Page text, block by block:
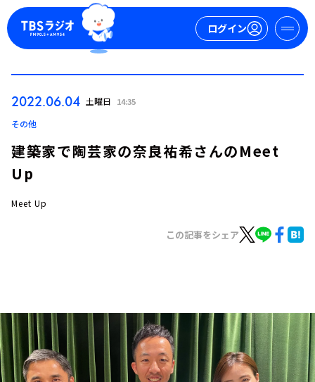
ログイン
お知らせ
イベント・グッズ
YouTube
会社情報
2022.06.04 土曜日 14:35
その他
建築家で陶芸家の奈良祐希さんのMeet
Up
Meet Up
この記事をシェア